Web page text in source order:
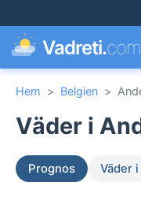
Vadreti.com
Hem > Belgien >
Väder i
Prognos Väder